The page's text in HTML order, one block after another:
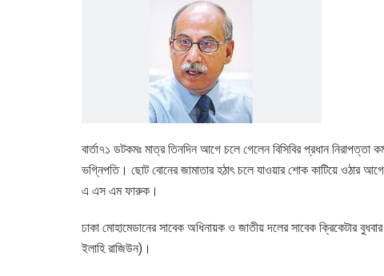
বার্তা৭১ ডটকমঃ মাত্র তিনদিন আগে চলে গেলেন বিসিবির প্রধান
ভগ্নিপতি। ছোট বোনের জামাতার হঠাৎ চলে যাওয়ার শোক কাটিয়ে ওঠার
এ এস এম ফারুক।
ঢাকা মোহামেডানের সাবেক অধিনায়ক ও জাতীয় দলের সাবেক ক্রিকেটার
ইলাহি রাজিউন)।